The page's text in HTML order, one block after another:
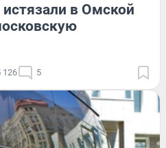
в Омской
126 5